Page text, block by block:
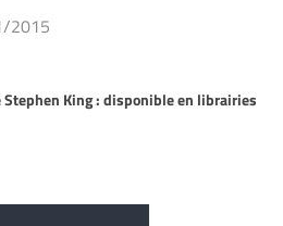
2015
Stephen King : disponible en librairies